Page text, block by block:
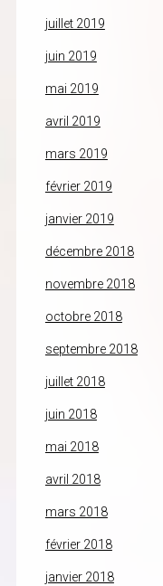
juillet 2019
juin 2019
mai 2019
avril 2019
mars 2019
février 2019
janvier 2019
décembre 2018
novembre 2018
octobre 2018
septembre 2018
juillet 2018
juin 2018
mai 2018
avril 2018
mars 2018
février 2018
janvier 2018